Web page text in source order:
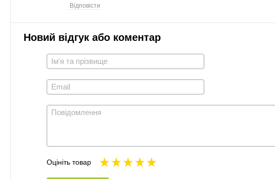
Відповісти
Новий відгук або коментар
Оцініть товар